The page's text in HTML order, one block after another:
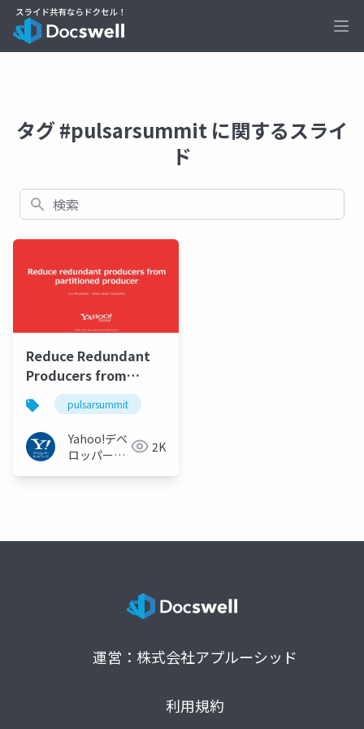
タグ #pulsarsummit に関するスライ
ド
検索
Reduce Redundant
Producers from
Partitioned Producer
#PulsarSummit
pulsarsummit
Yahoo!デベ
ロッパーネ
2K
運営：株式会社アプルーシッド
利用規約